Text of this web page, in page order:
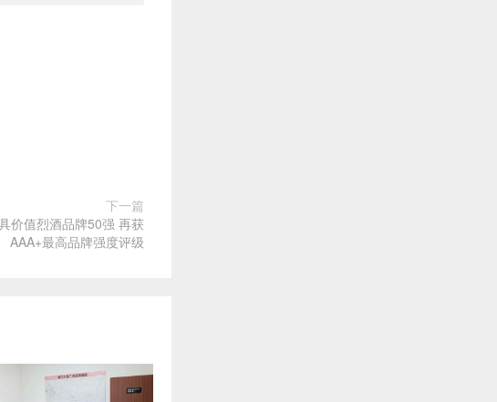
下一篇
价值烈酒品牌50强 再获
AAA+最高品牌强度评级